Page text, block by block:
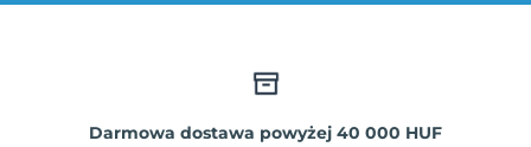
Darmowa dostawa powyżej 40 000 HUF